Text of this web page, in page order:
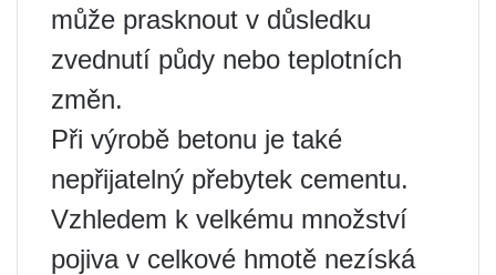
může prasknout v důsledku
zvednutí půdy nebo teplotních
změn.
Při výrobě betonu je také
nepřijatelný přebytek cementu.
Vzhledem k velkému množství
pojiva v celkové hmotě nezíská